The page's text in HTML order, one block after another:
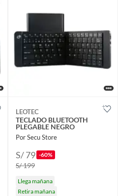
LEOTEC
TECLADO BLUETOOTH
PLEGABLE NEGRO
Por Secu Store
S/ 79 -60%
S/ 199
Llega mañana
Retira mañana